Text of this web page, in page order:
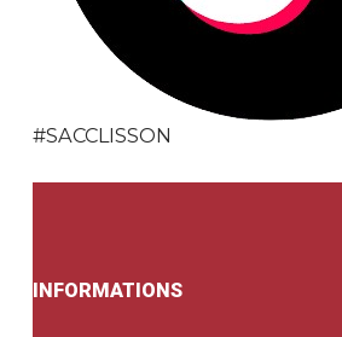
#SACCLISSON
INFORMATIONS